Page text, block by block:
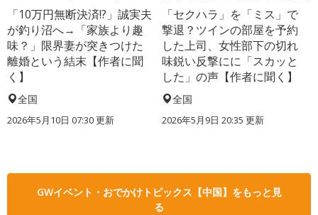
「10万円無断決済!?」誠実夫
が釣り沼へ→「家族より趣
味？」限界妻が突きつけた
離婚という結末【作者に聞
く】
全国
2026年5月10日 07:30 更新
「セクハラ」を「ミス」で
撃退？ツインの部屋を予約
した上司、女性部下の切れ
味鋭い反撃にに「スカッと
した」の声【作者に聞く】
全国
2026年5月9日 20:35 更新
GWイベント・おでかけトピックス【中国】をもっと見
る